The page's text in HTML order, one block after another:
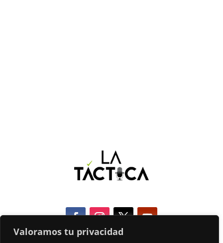
Valoramos tu privacidad